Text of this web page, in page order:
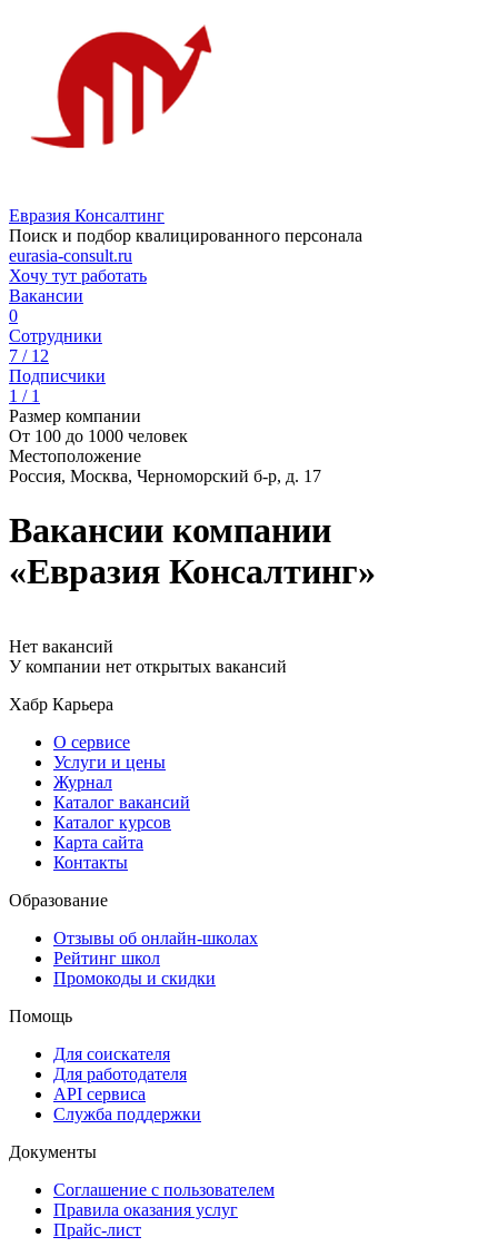
Евразия Консалтинг
Поиск и подбор квалицированного персонала
eurasia-consult.ru
Хочу тут работать
Вакансии
0
Сотрудники
7 / 12
Подписчики
1 / 1
Размер компании
От 100 до 1000 человек
Местоположение
Россия, Москва, Черноморский б-р, д. 17
Вакансии компании
«Евразия Консалтинг»
Нет вакансий
У компании нет открытых вакансий
Хабр Карьера
О сервисе
Услуги и цены
Журнал
Каталог вакансий
Каталог курсов
Карта сайта
Контакты
Образование
Отзывы об онлайн-школах
Рейтинг школ
Промокоды и скидки
Помощь
Для соискателя
Для работодателя
API сервиса
Служба поддержки
Документы
Соглашение с пользователем
Правила оказания услуг
Прайс-лист